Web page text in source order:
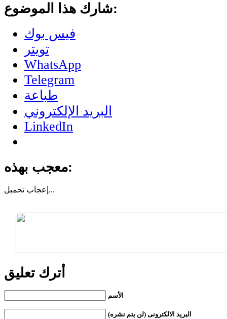
شارك هذا الموضوع:
فيس بوك
تويتر
WhatsApp
Telegram
طباعة
البريد الإلكتروني
LinkedIn
معجب بهذه:
إعجاب تحميل...
أترك تعليق
الأسم
البريد الالكترونى (لن يتم نشره)